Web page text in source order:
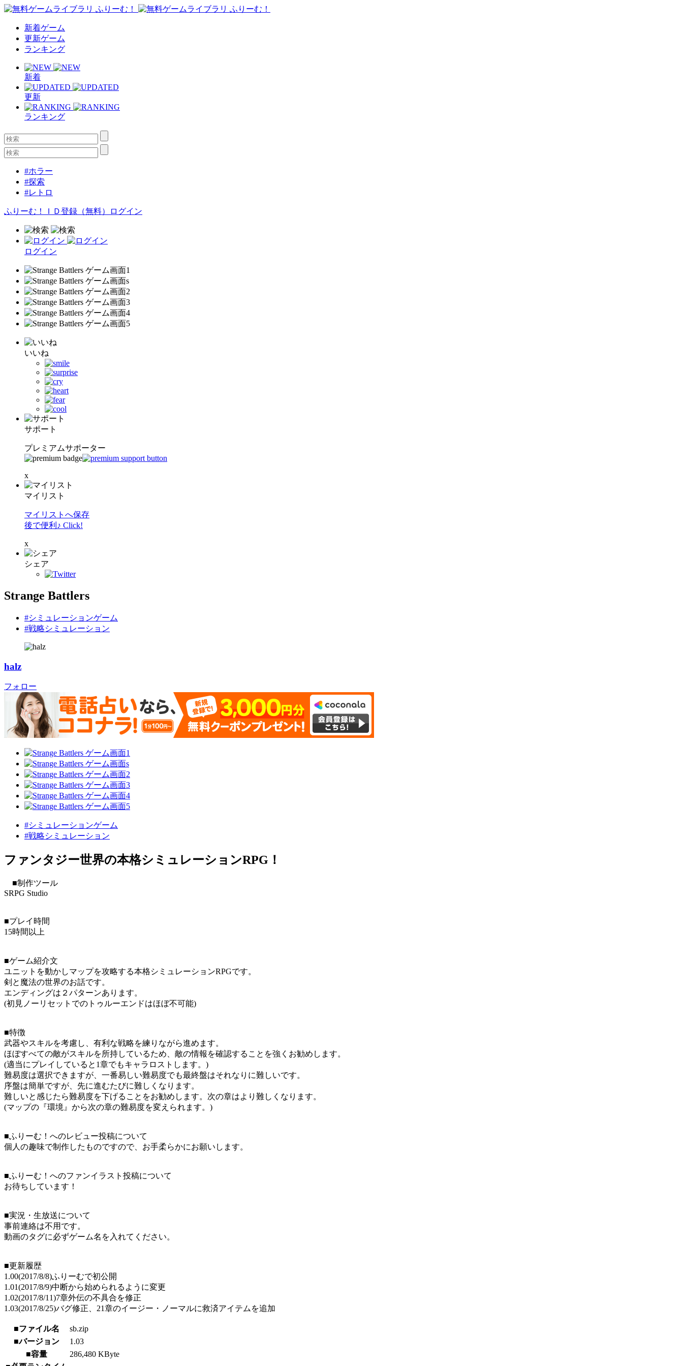
新着ゲーム
更新ゲーム
ランキング
新着
更新
ランキング
#ホラー
#探索
#レトロ
ふりーむ！ＩＤ登録（無料） ログイン
ログイン
いいね
サポート
プレミアムサポーター
x
マイリスト
マイリストへ保存
後で便利♪ Click!
x
シェア
Strange Battlers
#シミュレーションゲーム
#戦略シミュレーション
halz
フォロー
#シミュレーションゲーム
#戦略シミュレーション
ファンタジー世界の本格シミュレーションRPG！
■制作ツール
SRPG Studio
■プレイ時間
15時間以上
■ゲーム紹介文
ユニットを動かしマップを攻略する本格シミュレーションRPGです。
剣と魔法の世界のお話です。
エンディングは２パターンあります。
(初見ノーリセットでのトゥルーエンドはほぼ不可能)
■特徴
武器やスキルを考慮し、有利な戦略を練りながら進めます。
ほぼすべての敵がスキルを所持しているため、敵の情報を確認することを強くお勧めします。
(適当にプレイしていると1章でもキャラロストします。)
難易度は選択できますが、一番易しい難易度でも最終盤はそれなりに難しいです。
序盤は簡単ですが、先に進むたびに難しくなります。
難しいと感じたら難易度を下げることをお勧めします。次の章はより難しくなります。
(マップの『環境』から次の章の難易度を変えられます。)
■ふりーむ！へのレビュー投稿について
個人の趣味で制作したものですので、お手柔らかにお願いします。
■ふりーむ！へのファンイラスト投稿について
お待ちしています！
■実況・生放送について
事前連絡は不用です。
動画のタグに必ずゲーム名を入れてください。
■更新履歴
1.00(2017/8/8)ふりーむで初公開
1.01(2017/8/9)中断から始められるように変更
1.02(2017/8/11)7章外伝の不具合を修正
1.03(2017/8/25)バグ修正、21章のイージー・ノーマルに救済アイテムを追加
■ファイル名
sb.zip
■バージョン
1.03
■容量
286,480 KByte